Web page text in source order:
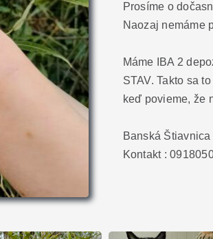
Prosíme o
Naozaj nemáme
Máme IBA 2
STAV. Takto sa
keď povieme, že
Banská Štiavnica
Kontakt :